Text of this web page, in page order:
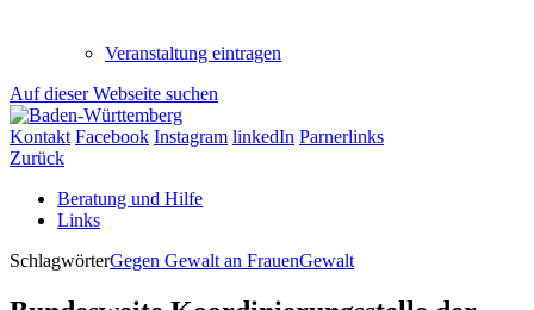
Veranstaltung eintragen
Auf dieser Webseite suchen
Kontakt Facebook Instagram linkedIn Parnerlinks
Zurück
Beratung und Hilfe
Links
SchlagwörterGegen Gewalt an FrauenGewalt